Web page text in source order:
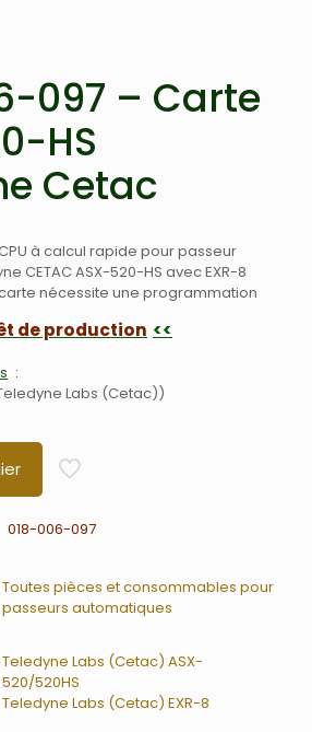
097 – Carte
HS
Cetac
à calcul rapide pour passeur
CETAC ASX-520-HS avec EXR-8
nécessite une programmation
de production
Labs (Cetac)
018-006-097
Toutes pièces et consommables pour
passeurs automatiques
Teledyne Labs (Cetac) ASX-
520/520HS
Teledyne Labs (Cetac) EXR-8